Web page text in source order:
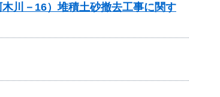
川－16）堆積土砂撤去工事に関す